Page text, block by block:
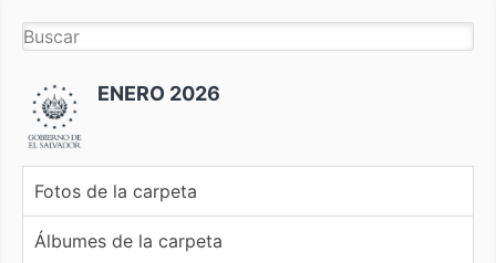
ENERO 2026
Fotos de la carpeta
Álbumes de la carpeta